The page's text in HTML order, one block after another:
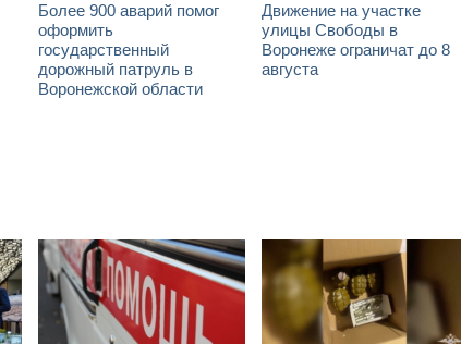
Более 900 аварий помог
оформить
государственный
дорожный патруль в
Воронежской области
Движение на участке
улицы Свободы в
Воронеже ограничат до 8
августа